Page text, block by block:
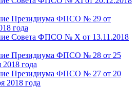
Президиума ФПСО № 29 от
года
Совета ФПСО № X от 13.11.2018
Президиума ФПСО № 28 от 25
2018 года
Президиума ФПСО № 27 от 20
2018 года